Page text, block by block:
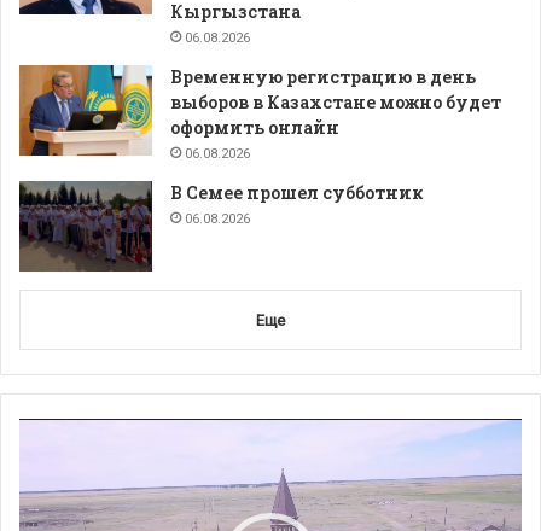
Кыргызстана
06.08.2026
Временную регистрацию в день
выборов в Казахстане можно будет
оформить онлайн
06.08.2026
В Семее прошел субботник
06.08.2026
Еще